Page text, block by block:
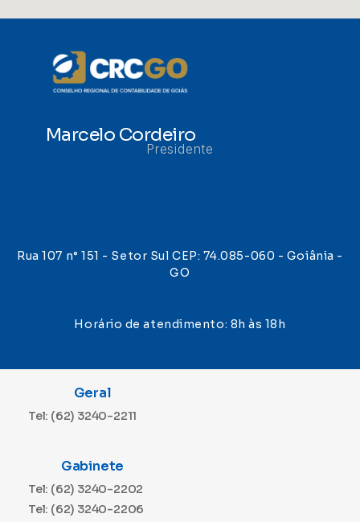
Marcelo Cordeiro
Presidente
Rua 107 n° 151 - Setor Sul CEP: 74.085-060 - Goiânia -
GO
Horário de atendimento: 8h às 18h
Geral
Tel: (62) 3240-2211
Gabinete
Tel: (62) 3240-2202
Tel: (62) 3240-2206